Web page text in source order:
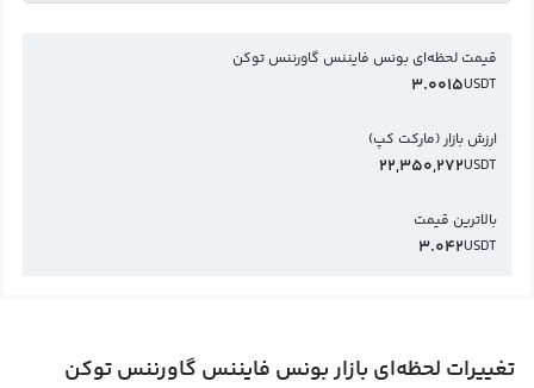
قیمت لحظه‌ای بونس فایننس گاورننس توکن
USDT
3.0015
ارزش بازار (مارکت کپ)
USDT
22,350,272
بالاترین قیمت
USDT
3.042
تغییرات لحظه‌ای بازار بونس فایننس گاورننس توکن